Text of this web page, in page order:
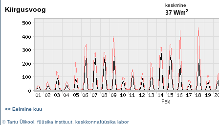
Kiirgusvoog
keskmine
37 W/m2
<< Eelmine kuu
©Tartu Ülikool füüsika instituut keskkonnafüüsika labor